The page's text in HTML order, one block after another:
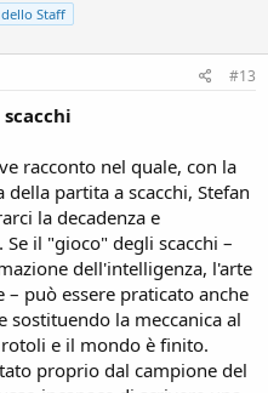
Staff
#13
racconto nel quale, con la
partita a scacchi, Stefan
la decadenza e
il "gioco" degli scacchi –
dell'intelligenza, l'arte
può essere praticato anche
sostituendo la meccanica al
e il mondo è finito.
proprio dal campione del